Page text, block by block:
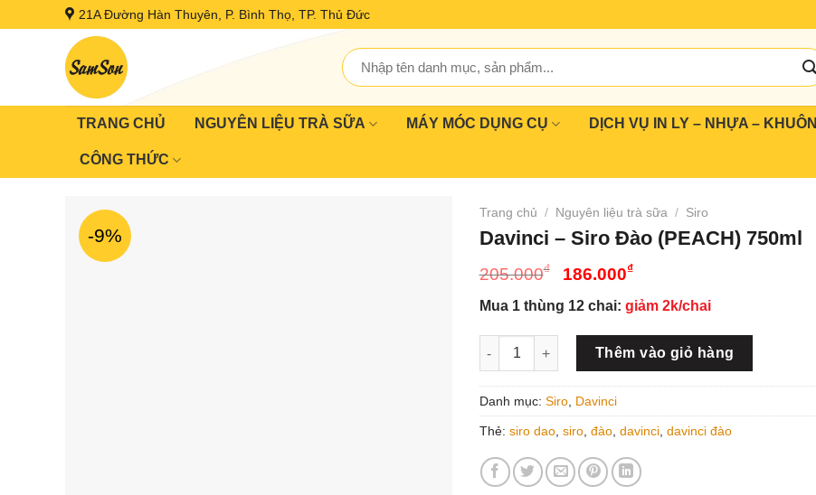
to
21A Đường Hàn Thuyên, P. Bình Thọ, TP. Thủ Đức
Tìm
kiếm:
TRANG CHỦ NGUYÊN LIỆU TRÀ SỮA MÁY MÓC DỤNG CỤ DỊCH VỤ IN LY – NHỰA – KHUÔN
CÔNG THỨC
-9%
Trang chủ / Nguyên liệu trà sữa / Siro
Davinci – Siro Đào (PEACH) 750ml
205.000₫
Giá
là:
205.000₫.
186.000₫Giá
hiện
tại
là:
186.000₫.
Mua 1 thùng 12 chai: giảm 2k/chai
Davinci - Siro Đào (PEACH) 750ml số lượng
Thêm vào giỏ hàng
Danh mục: Siro, Davinci
Thẻ: siro dao, siro, đào, davinci, davinci đào